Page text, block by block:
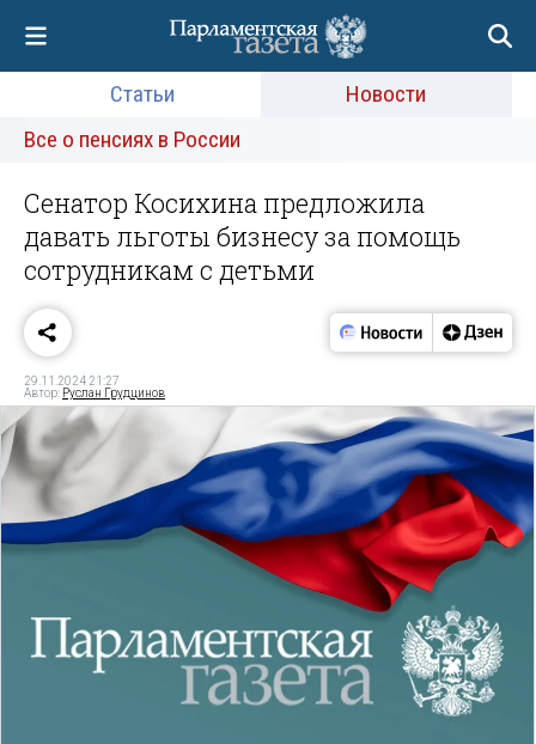
Статьи
Новости
Все о пенсиях в России
Сенатор Косихина предложила
давать льготы бизнесу за помощь
сотрудникам с детьми
29.11.2024 21:27
Автор: Руслан Грудцинов